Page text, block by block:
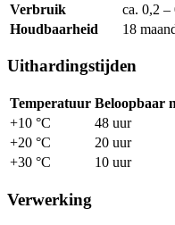
Verbruik
ca. 0,2 –
Houdbaarheid
18
Uithardingstijden
Temperatuur Beloopbaar
+10 °C
48 uur
+20 °C
20 uur
+30 °C
10 uur
Verwerking